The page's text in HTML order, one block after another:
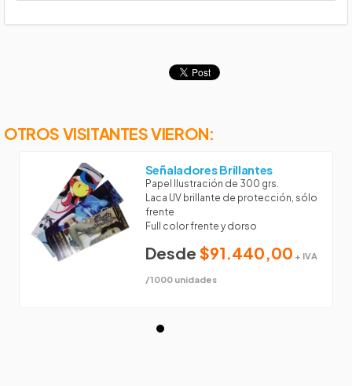
OTROS VISITANTES VIERON:
Señaladores Brillantes
Papel Ilustración de 300 grs.
Laca UV brillante de protección, sólo
frente
Full color frente y dorso
Desde $91.440,00 + IVA
/1000 unidades